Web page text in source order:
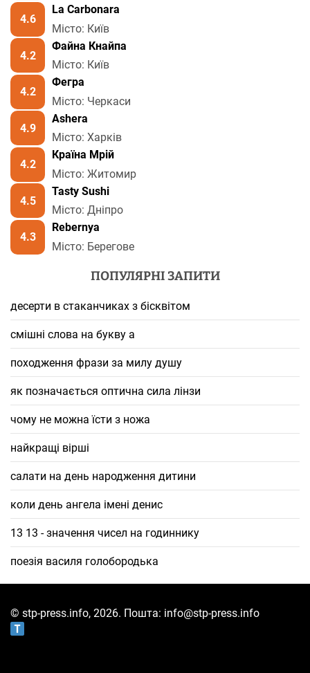
4.6
La Carbonara
Місто: Київ
4.2
Файна Кнайпа
Місто: Київ
4.2
Фегра
Місто: Черкаси
4.9
Ashera
Місто: Харків
4.2
Країна Мрій
Місто: Житомир
4.5
Tasty Sushi
Місто: Дніпро
4.3
Rebernya
Місто: Берегове
ПОПУЛЯРНІ ЗАПИТИ
десерти в стаканчиках з бісквітом
смішні слова на букву а
походження фрази за милу душу
як позначається оптична сила лінзи
чому не можна їсти з ножа
найкращі вірші
салати на день народження дитини
коли день ангела імені денис
13 13 - значення чисел на годиннику
поезія василя голобородька
© stp-press.info, 2026. Пошта: info@stp-press.info